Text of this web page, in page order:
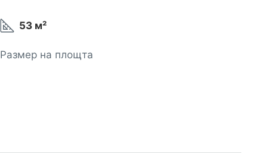
53 м²
Размер на площта